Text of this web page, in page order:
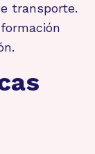
transporte.